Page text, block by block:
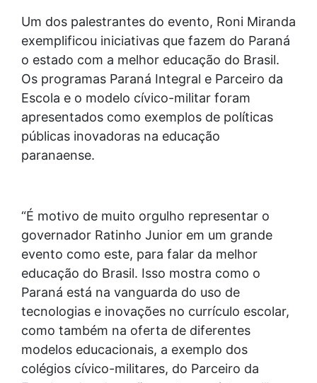
Um dos palestrantes do evento, Roni Miranda
exemplificou iniciativas que fazem do Paraná
o estado com a melhor educação do Brasil.
Os programas Paraná Integral e Parceiro da
Escola e o modelo cívico-militar foram
apresentados como exemplos de políticas
públicas inovadoras na educação
paranaense.
“É motivo de muito orgulho representar o
governador Ratinho Junior em um grande
evento como este, para falar da melhor
educação do Brasil. Isso mostra como o
Paraná está na vanguarda do uso de
tecnologias e inovações no currículo escolar,
como também na oferta de diferentes
modelos educacionais, a exemplo dos
colégios cívico-militares, do Parceiro da